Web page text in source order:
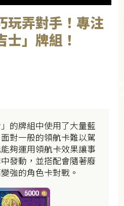
玩弄對手！專注
」牌組！
的牌組中使用了大量藍
對一般的領航卡難以駕
夠運用領航卡效果讓事
發動，並搭配會隨著廢
強的角色卡對戰。